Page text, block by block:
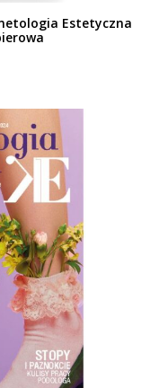
Estetyczna